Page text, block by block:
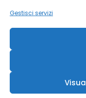
Gestisci servizi